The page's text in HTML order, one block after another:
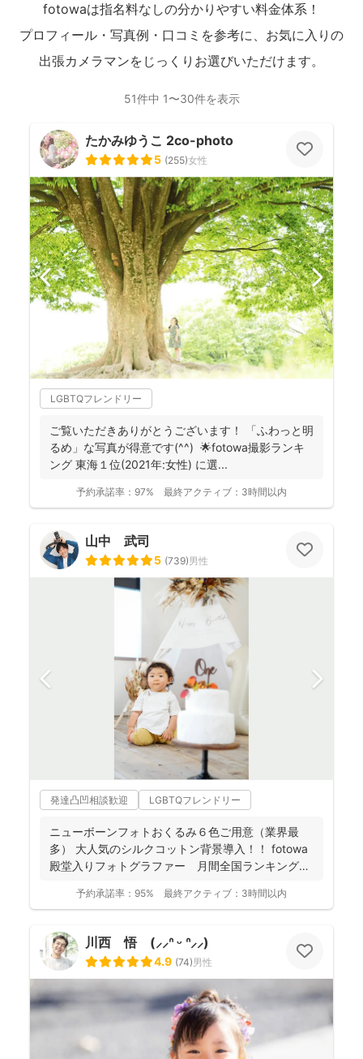
fotowaは指名料なしの分かりやすい料金体系！
プロフィール・写真例・口コミを参考に、お気に入りの
出張カメラマンをじっくりお選びいただけます。
51件中 1〜30件を表示
たかみゆうこ 2co-photo
5 (255)女性
LGBTQフレンドリー
ご覧いただきありがとうございます！ 「ふわっと明
るめ」な写真が得意です(^^) 🌟fotowa撮影ランキ
ング 東海１位(2021年:女性) に選...
予約承諾率： 97% 最終アクティブ： 3時間以内
山中 武司
5 (739)男性
発達凸凹相談歓迎 LGBTQフレンドリー
ニューボーンフォトおくるみ６色ご用意（業界最
多） 大人気のシルクコットン背景導入！！ fotowa
殿堂入りフォトグラファー 月間全国ランキング１
予約承諾率： 95% 最終アクティブ： 3時間以内
川西 悟 (⸝⸝ᐢ ᵕ ᐢ⸝⸝)
4.9 (74)男性